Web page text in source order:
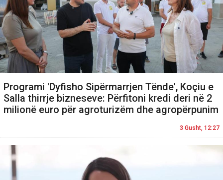
Programi 'Dyfisho Sipërmarrjen Tënde', Koçiu e
Salla thirrje bizneseve: Përfitoni kredi deri në 2
milionë euro për agroturizëm dhe agropërpunim
3 Gusht, 12:27